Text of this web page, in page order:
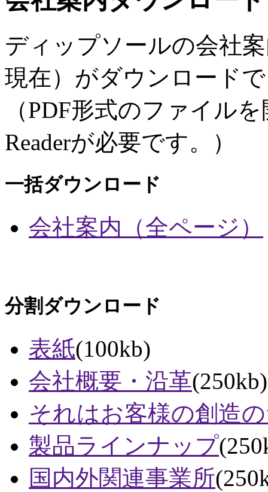
ディップソールの会社
現在）がダウンロード
（PDF形式のファイル
Readerが必要です。）
一括ダウンロード
会社案内（全ページ）
分割ダウンロード
表紙(100kb)
会社概要・沿革(250kb)
それはお客様の創造
製品ラインナップ
国内外関連事業所